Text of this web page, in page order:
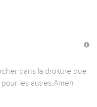
dans la droiture que
les autres.Amen